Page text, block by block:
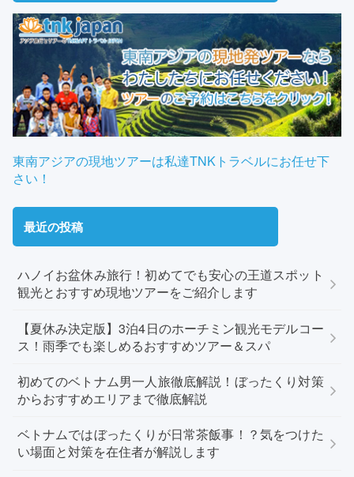
東南アジアの現地ツアーは私達TNKトラベルにお任せ下
さい！
最近の投稿
ハノイお盆休み旅行！初めてでも安心の王道スポット
観光とおすすめ現地ツアーをご紹介します
【夏休み決定版】3泊4日のホーチミン観光モデルコー
ス！雨季でも楽しめるおすすめツアー＆スパ
初めてのベトナム男一人旅徹底解説！ぼったくり対策
からおすすめエリアまで徹底解説
ベトナムではぼったくりが日常茶飯事！？気をつけた
い場面と対策を在住者が解説します